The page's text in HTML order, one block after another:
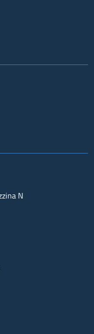
N